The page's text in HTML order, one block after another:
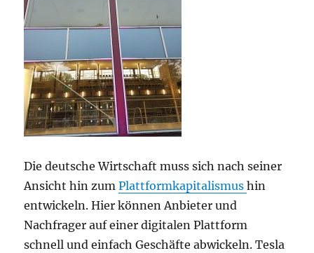
Die deutsche Wirtschaft muss sich nach seiner
Ansicht hin zumPlattformkapitalismushin
entwickeln. Hier können Anbieter und
Nachfrager auf einer digitalen Plattform
schnell und einfach Geschäfte abwickeln. Tesla